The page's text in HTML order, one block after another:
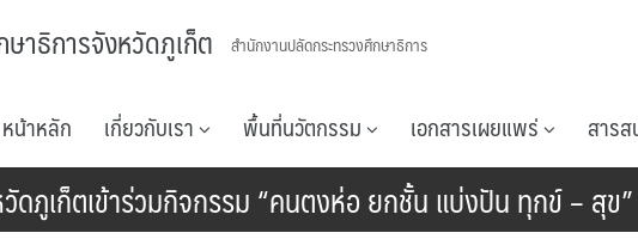
าธิการจังหวัดภูเก็ต สำนักงานปลัดกระทรวงศึกษาธิการ
หน้าหลัก เกี่ยวกับเรา พื้นที่นวัตกรรม เอกสารเผยแพร่ สาร
ดภูเก็ตเข้าร่วมกิจกรรม “คนตงห่อ ยกชั้น แบ่งปัน ทุกข์ – สุข